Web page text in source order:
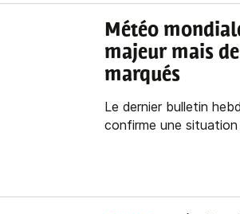
Météo
majeur mais
marqués
Le dernier bulletin
confirme une